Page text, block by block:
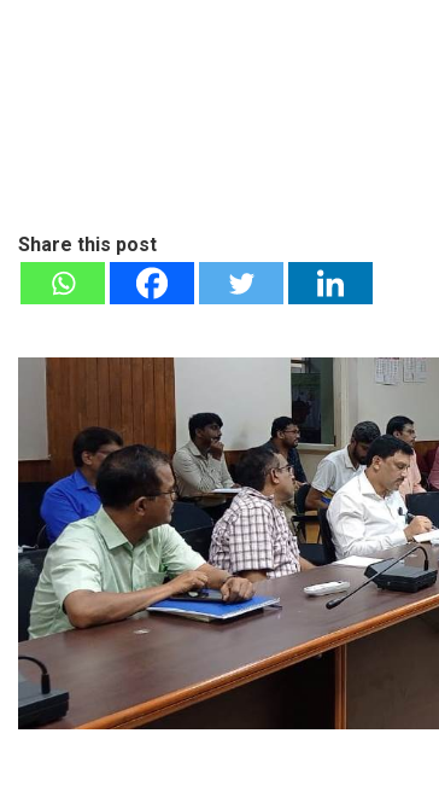
Share this post